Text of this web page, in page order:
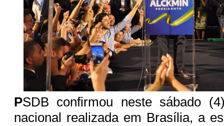
PSDB confirmou neste sábado
nacional realizada em Brasília, a